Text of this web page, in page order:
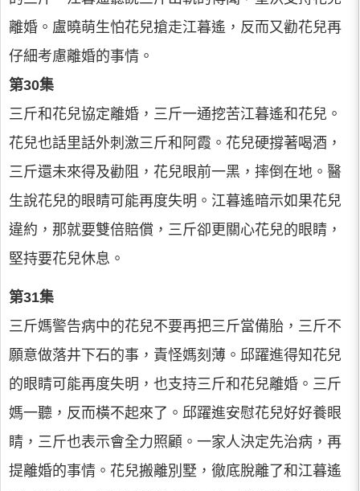
離婚。盧曉萌生怕花兒搶走江暮遙，反而又勸花兒再
仔細考慮離婚的事情。
第30集
三斤和花兒協定離婚，三斤一通挖苦江暮遙和花兒。
花兒也話里話外刺激三斤和阿霞。花兒硬撐著喝酒，
三斤還未來得及勸阻，花兒眼前一黑，摔倒在地。醫
生說花兒的眼睛可能再度失明。江暮遙暗示如果花兒
違約，那就要雙倍賠償，三斤卻更關心花兒的眼睛，
堅持要花兒休息。
第31集
三斤媽警告病中的花兒不要再把三斤當備胎，三斤不
願意做落井下石的事，責怪媽刻薄。邱躍進得知花兒
的眼睛可能再度失明，也支持三斤和花兒離婚。三斤
媽一聽，反而橫不起來了。邱躍進安慰花兒好好養眼
睛，三斤也表示會全力照顧。一家人決定先治病，再
提離婚的事情。花兒搬離別墅，徹底脫離了和江暮遙